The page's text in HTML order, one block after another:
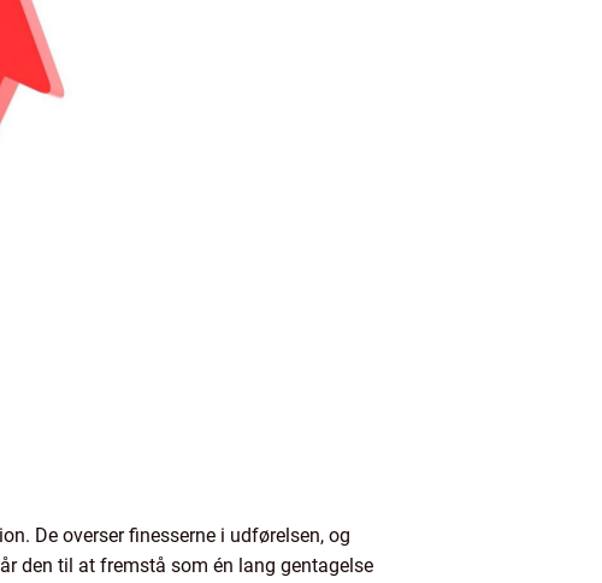
De overser finesserne i udførelsen, og
den til at fremstå som én lang gentagelse